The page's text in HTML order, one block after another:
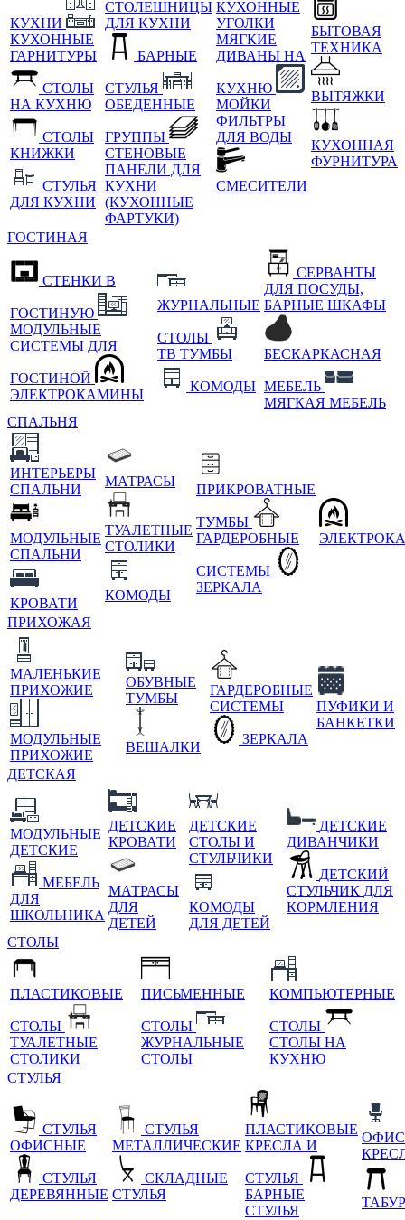
КУХНИ
КУХОННЫЕ
ГАРНИТУРЫ
СТОЛЫ
НА КУХНЮ
СТОЛЫ
КНИЖКИ
СТУЛЬЯ
ДЛЯ КУХНИ
СТОЛЕШНИЦЫ
ДЛЯ КУХНИ
БАРНЫЕ
СТУЛЬЯ
ОБЕДЕННЫЕ
ГРУППЫ
СТЕНОВЫЕ
ПАНЕЛИ ДЛЯ
КУХНИ
(КУХОННЫЕ
ФАРТУКИ)
КУХОННЫЕ
УГОЛКИ
МЯГКИЕ
ДИВАНЫ НА
КУХНЮ
МОЙКИ
ФИЛЬТРЫ
ДЛЯ ВОДЫ
СМЕСИТЕЛИ
БЫТОВАЯ
ТЕХНИКА
ВЫТЯЖКИ
КУХОННАЯ
ФУРНИТУРА
ГОСТИНАЯ
СТЕНКИ В
ГОСТИНУЮ
МОДУЛЬНЫЕ
СИСТЕМЫ ДЛЯ
ГОСТИНОЙ
ЭЛЕКТРОКАМИНЫ
ЖУРНАЛЬНЫЕ
СТОЛЫ
ТВ ТУМБЫ
КОМОДЫ
СЕРВАНТЫ
ДЛЯ ПОСУДЫ,
БАРНЫЕ ШКАФЫ
БЕСКАРКАСНАЯ
МЕБЕЛЬ
МЯГКАЯ МЕБЕЛЬ
СПАЛЬНЯ
ИНТЕРЬЕРЫ
СПАЛЬНИ
МОДУЛЬНЫЕ
СПАЛЬНИ
КРОВАТИ
МАТРАСЫ
ТУАЛЕТНЫЕ
СТОЛИКИ
КОМОДЫ
ПРИКРОВАТНЫЕ
ТУМБЫ
ГАРДЕРОБНЫЕ
СИСТЕМЫ
ЗЕРКАЛА
ПРИХОЖАЯ
МАЛЕНЬКИЕ
ПРИХОЖИЕ
МОДУЛЬНЫЕ
ПРИХОЖИЕ
ОБУВНЫЕ
ТУМБЫ
ВЕШАЛКИ
ГАРДЕРОБНЫЕ
СИСТЕМЫ
ЗЕРКАЛА
ПУФИКИ И
БАНКЕТКИ
ДЕТСКАЯ
МОДУЛЬНЫЕ
ДЕТСКИЕ
МЕБЕЛЬ
ДЛЯ
ШКОЛЬНИКА
ДЕТСКИЕ
КРОВАТИ
МАТРАСЫ
ДЛЯ
ДЕТЕЙ
ДЕТСКИЕ
СТОЛЫ И
СТУЛЬЧИКИ
КОМОДЫ
ДЛЯ ДЕТЕЙ
ДЕТСКИЕ
ДИВАНЧИКИ
ДЕТСКИЙ
СТУЛЬЧИК ДЛЯ
КОРМЛЕНИЯ
СТОЛЫ
ПЛАСТИКОВЫЕ
СТОЛЫ
ТУАЛЕТНЫЕ
СТОЛИКИ
ПИСЬМЕННЫЕ
СТОЛЫ
ЖУРНАЛЬНЫЕ
СТОЛЫ
КОМПЬЮТЕРНЫЕ
СТОЛЫ
СТОЛЫ НА
КУХНЮ
СТУЛЬЯ
СТУЛЬЯ
ОФИСНЫЕ
СТУЛЬЯ
ДЕРЕВЯННЫЕ
СТУЛЬЯ
МЕТАЛЛИЧЕСКИЕ
СКЛАДНЫЕ
СТУЛЬЯ
ПЛАСТИКОВЫЕ
КРЕСЛА И
СТУЛЬЯ
БАРНЫЕ
СТУЛЬЯ